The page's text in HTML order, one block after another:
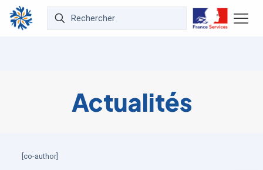
Actualités
[co-author]